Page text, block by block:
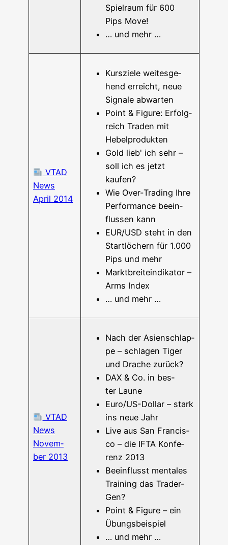
Spiel­raum für 600
Pips Move!
… und mehr …
VTAD
News
April 2014
Kurs­zie­le wei­tes­ge­
hend erreicht, neue
Signa­le abwarten
Point & Figu­re: Erfolg­
reich Traden mit
Hebelprodukten
Gold lieb' ich sehr –
soll ich es jetzt
kaufen?
Wie Over-Tra­­ding Ihre
Per­for­mance beein­
flus­sen kann
EUR/USD steht in den
Start­lö­chern für 1.000
Pips und mehr
Markt­breit­e­in­di­ka­tor –
Arms Index
… und mehr …
VTAD
News
Novem­
ber 2013
Nach der Asi­en­schlap­
pe – schla­gen Tiger
und Dra­che zurück?
DAX & Co. in bes­
ter Laune
Euro/US-Dol­lar – stark
ins neue Jahr
Live aus San Fran­cis­
co – die IFTA Kon­fe­
renz 2013
Beein­flusst men­ta­les
Trai­ning das Trader-
Gen?
Point & Figu­re – ein
Übungsbeispiel
… und mehr …